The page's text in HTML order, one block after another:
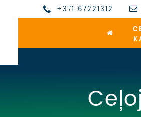
+371 67221312